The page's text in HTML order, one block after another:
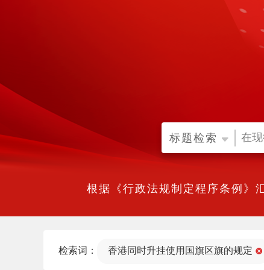
标题检索
根据《行政法规制定程序条例》
检索词： 香港同时升挂使用国旗区旗的规定